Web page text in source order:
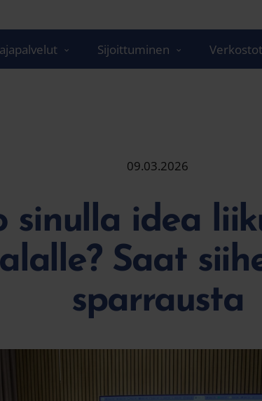
Sijoittuminen Verkostot
09.03.2026
sinulla idea
Saat
sparrausta